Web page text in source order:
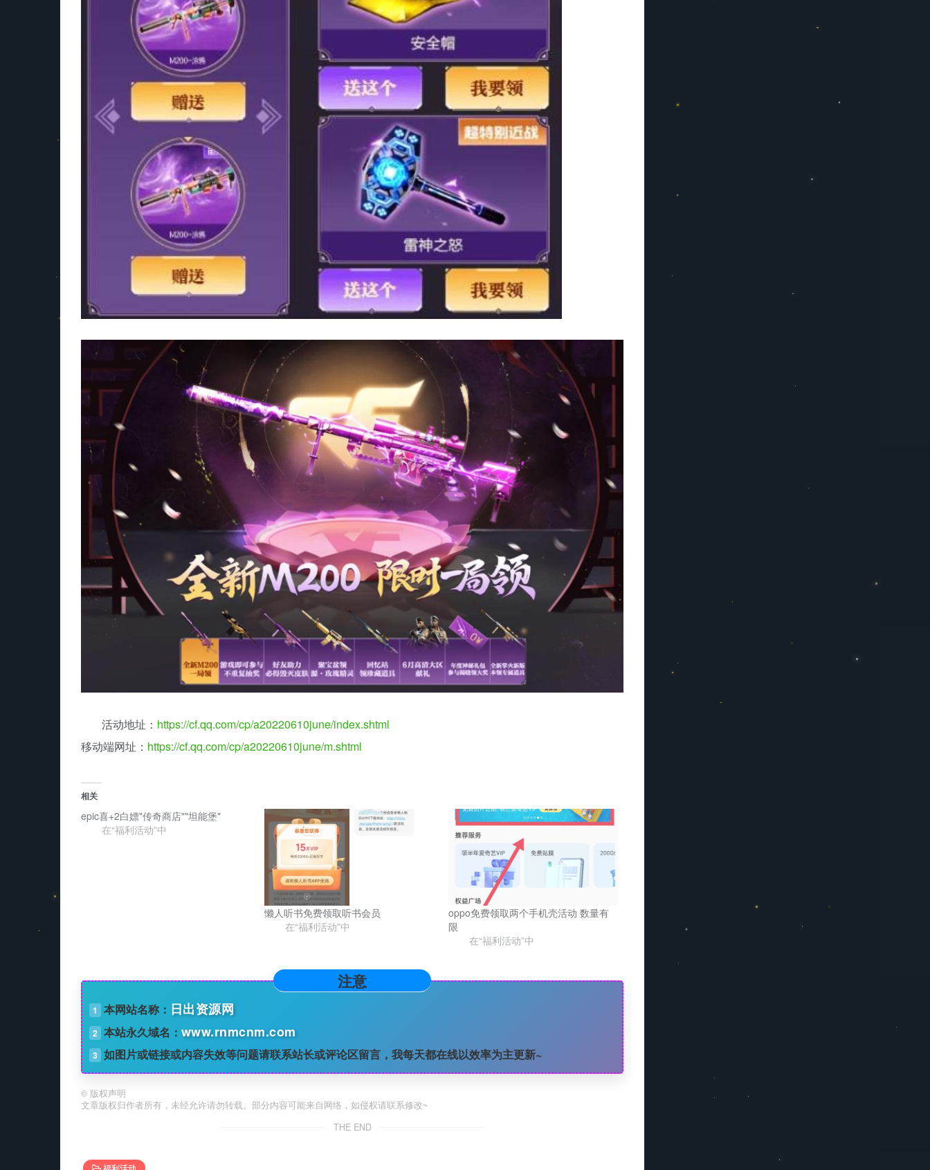
活动地址： https://cf.qq.com/cp/a20220610june/index.shtml
移动端网址： https://cf.qq.com/cp/a20220610june/m.shtml
相关
epic喜+2白嫖"传奇商店""坦能堡"
在“福利活动”中
懒人听书免费领取听书会员
在“福利活动”中
oppo免费领取两个手机壳活动 数量有
限
在“福利活动”中
注意
1 本网站名称： 日出资源网
2 本站永久域名： www.rnmcnm.com
3 如图片或链接或内容失效等问题请联系站长或评论区留言，我每天都在线以效率为主更新~
© 版权声明
文章版权归作者所有，未经允许请勿转载。部分内容可能来自网络，如侵权请联系修改~
THE END